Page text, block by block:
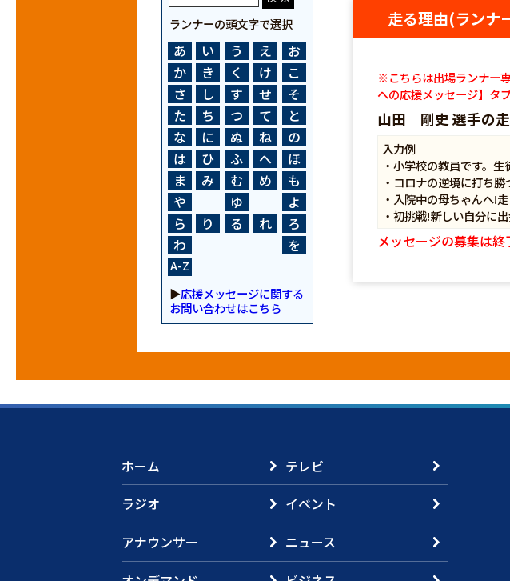
ランナーの頭文字で選択
あ い う え
お
か
き く け
こ
さ
し す せ
そ
た
ち つ て
と
な
に ぬ ね
の
は
ひ ふ へ
ほ
ま
み む め
も
や
ゆ
よ
ら
り る れ
ろ
わ
を
A-Z
▶応援メッセージに関する
お問い合わせはこちら
走る理由(ランナ
※こちらは出場ランナー
への応援メッセージ】タ
山田 剛史 選手の
入力例
・小学校の教員です。
・コロナの逆境に打ち
・入院中の母ちゃんへ!
・初挑戦!新しい自分に
メッセージの募集は終
ホーム
テレビ
ラジオ
イベント
アナウンサー
ニュース